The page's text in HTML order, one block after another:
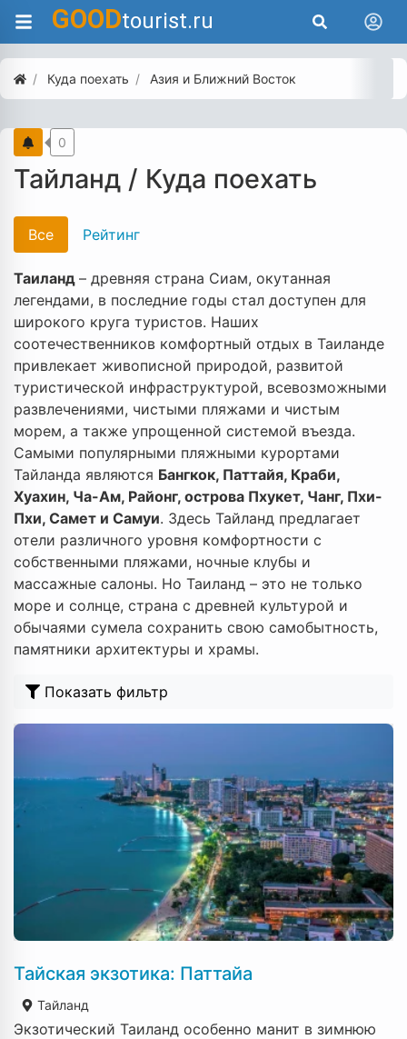
GOODtourist.ru
Куда поехать Азия и Ближний Восток
Тайланд / Куда поехать
0
Все Рейтинг
Таиланд – древняя страна Сиам, окутанная
легендами, в последние годы стал доступен для
широкого круга туристов. Наших
соотечественников комфортный отдых в Таиланде
привлекает живописной природой, развитой
туристической инфраструктурой, всевозможными
развлечениями, чистыми пляжами и чистым
морем, а также упрощенной системой въезда.
Самыми популярными пляжными курортами
Тайланда являются Бангкок, Паттайя, Краби,
Хуахин, Ча-Ам, Районг, острова Пхукет, Чанг, Пхи-
Пхи, Самет и Самуи. Здесь Тайланд предлагает
отели различного уровня комфортности с
собственными пляжами, ночные клубы и
массажные салоны. Но Таиланд – это не только
море и солнце, страна с древней культурой и
обычаями сумела сохранить свою самобытность,
памятники архитектуры и храмы.
Показать фильтр
Тайская экзотика: Паттайа
Тайланд
Экзотический Таиланд особенно манит в зимнюю